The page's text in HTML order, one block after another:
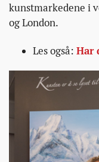
kunstmarkedene i
og London.
Les også: Har